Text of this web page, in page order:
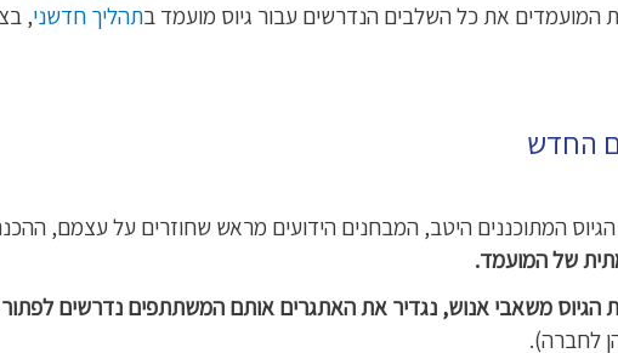
המועמדים את כל השלבים הנדרשים עבור גיוס מועמד בתהליך חדשני,
החדש
המתוכננים היטב, המבחנים הידועים מראש שחוזרים על עצמם,
של המועמד.
הגיוס משאבי אנוש, נגדיר את האתגרים אותם המשתתפים נדרשים
לחברה).